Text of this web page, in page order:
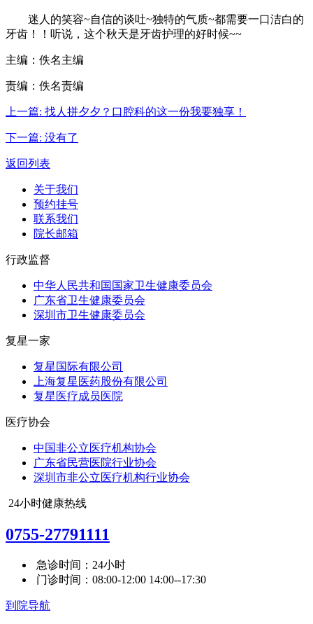
迷人的笑容~自信的谈吐~独特的气质~都需要一口洁白的
牙齿！！听说，这个秋天是牙齿护理的好时候~~
主编：佚名主编
责编：佚名责编
上一篇: 找人拼夕夕？口腔科的这一份我要独享！
下一篇: 没有了
返回列表
关于我们
预约挂号
联系我们
院长邮箱
行政监督
中华人民共和国国家卫生健康委员会
广东省卫生健康委员会
深圳市卫生健康委员会
复星一家
复星国际有限公司
上海复星医药股份有限公司
复星医疗成员医院
医疗协会
中国非公立医疗机构协会
广东省民营医院行业协会
深圳市非公立医疗机构行业协会
24小时健康热线
0755-27791111
急诊时间：24小时
门诊时间：08:00-12:00 14:00--17:30
到院导航